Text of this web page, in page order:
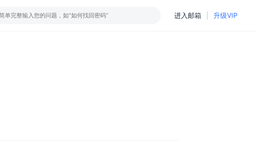
进入邮箱 升级VIP